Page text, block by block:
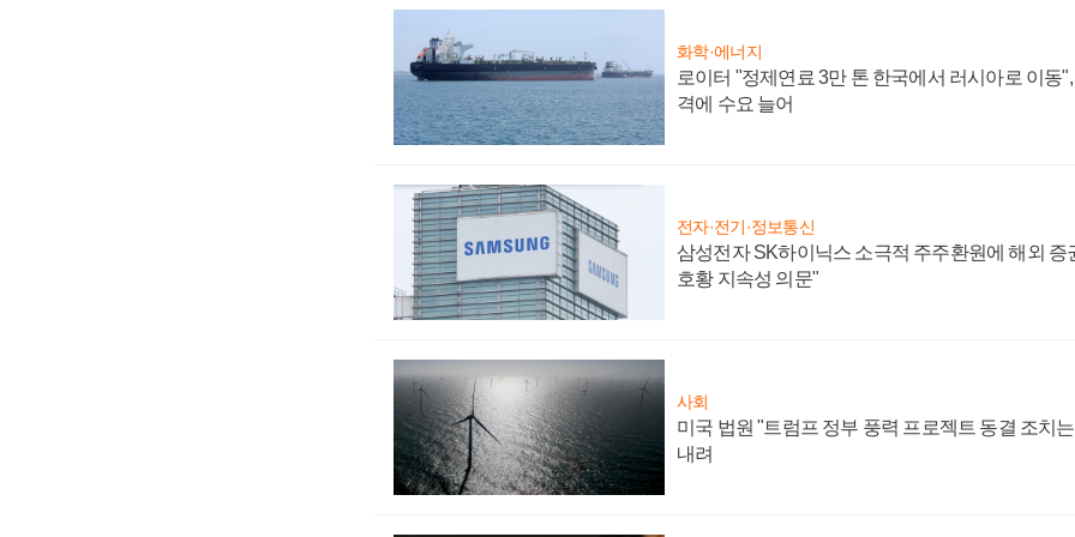
화학·에너지
로이터 "정제연료 3만 톤 한국에서 러시아로 이동
격에 수요 늘어
전자·전기·정보통신
삼성전자 SK하이닉스 소극적 주주환원에 해외 증
호황 지속성 의문"
사회
미국 법원 "트럼프 정부 풍력 프로젝트 동결 조치
내려